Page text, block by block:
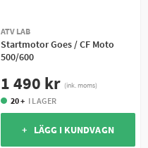
ATV LAB
Startmotor Goes / CF Moto
500/600
1 490 kr (ink. moms)
20 + I LAGER
+ LÄGG I KUNDVAGN